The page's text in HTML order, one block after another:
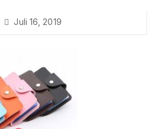
Juli 16, 2019